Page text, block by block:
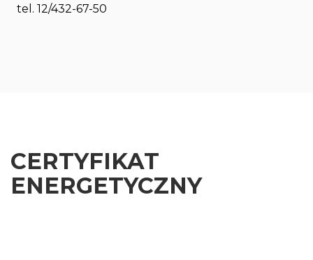
tel. 12/432-67-50
CERTYFIKAT
ENERGETYCZNY